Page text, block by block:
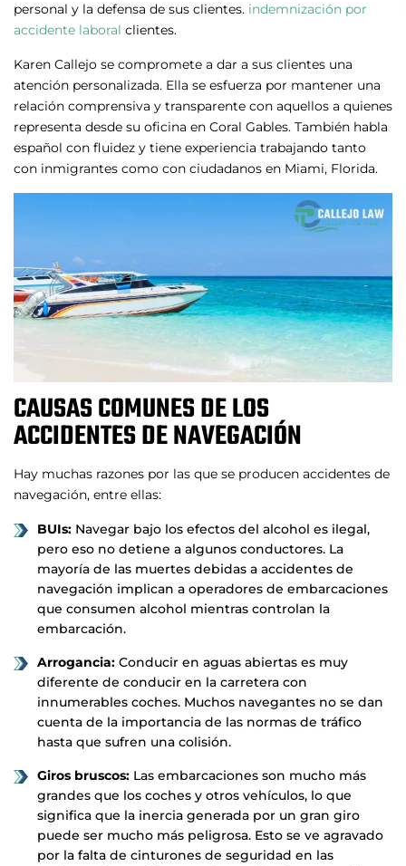
personal y la defensa de sus clientes. indemnización por
accidente laboral clientes.
Karen Callejo se compromete a dar a sus clientes una
atención personalizada. Ella se esfuerza por mantener una
relación comprensiva y transparente con aquellos a quienes
representa desde su oficina en Coral Gables. También habla
español con fluidez y tiene experiencia trabajando tanto
con inmigrantes como con ciudadanos en Miami, Florida.
CAUSAS COMUNES DE LOS
ACCIDENTES DE NAVEGACIÓN
Hay muchas razones por las que se producen accidentes de
navegación, entre ellas:
BUIs: Navegar bajo los efectos del alcohol es ilegal,
pero eso no detiene a algunos conductores. La
mayoría de las muertes debidas a accidentes de
navegación implican a operadores de embarcaciones
que consumen alcohol mientras controlan la
embarcación.
Arrogancia: Conducir en aguas abiertas es muy
diferente de conducir en la carretera con
innumerables coches. Muchos navegantes no se dan
cuenta de la importancia de las normas de tráfico
hasta que sufren una colisión.
Giros bruscos: Las embarcaciones son mucho más
grandes que los coches y otros vehículos, lo que
significa que la inercia generada por un gran giro
puede ser mucho más peligrosa. Esto se ve agravado
por la falta de cinturones de seguridad en las